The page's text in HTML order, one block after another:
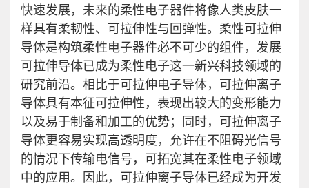
快速发展，未来的柔性电子器件将像人类皮肤一
样具有柔韧性、可拉伸性与回弹性。柔性可拉伸
导体是构筑柔性电子器件必不可少的组件，发展
可拉伸导体已成为柔性电子这一新兴科技领域的
研究前沿。相比于可拉伸电子导体，可拉伸离子
导体具有本征可拉伸性，表现出较大的变形能力
以及易于制备和加工的优势；同时，可拉伸离子
导体更容易实现高透明度，允许在不阻碍光信号
的情况下传输电信号，可拓宽其在柔性电子领域
中的应用。因此，可拉伸离子导体已经成为开发